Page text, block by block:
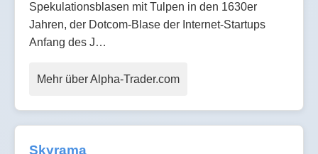
Spekulationsblasen mit Tulpen in den 1630er
Jahren, der Dotcom-Blase der Internet-Startups
Anfang des J…
Mehr über Alpha-Trader.com
Skyrama